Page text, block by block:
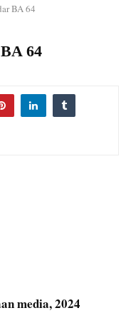
BA 64
64
media, 2024